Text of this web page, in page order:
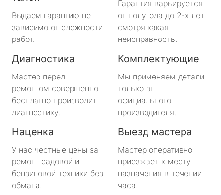
Выдаем гарантию не
зависимо от сложности
работ.
Гарантия варьируется
от полугода до 2-х лет
смотря какая
неисправность.
Диагностика
Мастер перед
ремонтом совершенно
бесплатно производит
диагностику.
Комплектующие
Мы применяем детали
только от
официального
производителя.
Наценка
У нас честные цены за
ремонт садовой и
бензиновой техники без
обмана.
Выезд мастера
Мастер оперативно
приезжает к месту
назначения в течении
часа.